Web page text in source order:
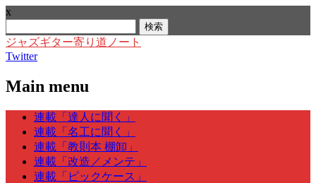
x
索:
ジャズギター寄り道ノート
Twitter
Main menu
Skip
content
連載「達人に聞く」
連載「名工に聞く」
連載「教則本 棚卸」
連載「改造／メンテ」
連載「ピックケース」